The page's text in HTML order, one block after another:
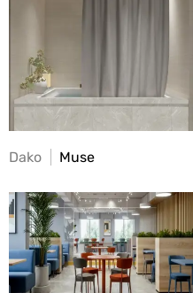
Dako Muse